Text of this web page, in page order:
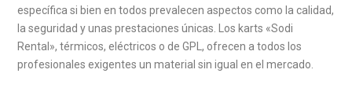
específica si bien en todos prevalecen aspectos como la calidad,
la seguridad y unas prestaciones únicas. Los karts «Sodi
Rental», térmicos, eléctricos o de GPL, ofrecen a todos los
profesionales exigentes un material sin igual en el mercado.